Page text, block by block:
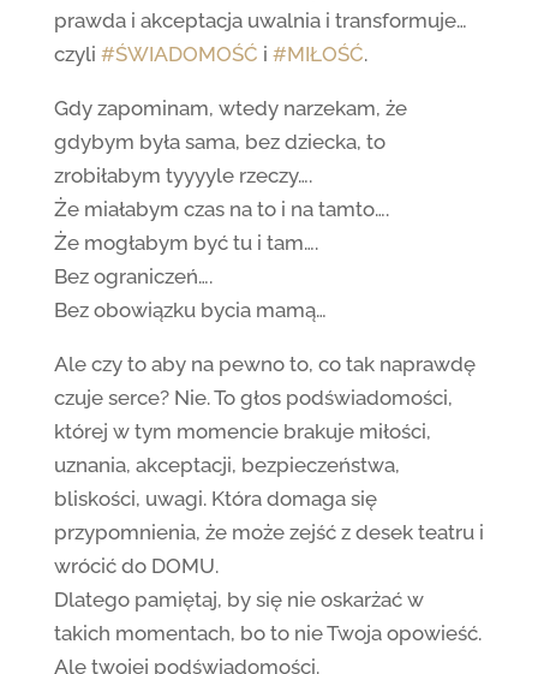
prawda i akceptacja uwalnia i transformuje…
czyli #ŚWIADOMOŚĆ i #MIŁOŚĆ.
Gdy zapominam, wtedy narzekam, że
gdybym była sama, bez dziecka, to
zrobiłabym tyyyyle rzeczy….
Że miałabym czas na to i na tamto….
Że mogłabym być tu i tam….
Bez ograniczeń….
Bez obowiązku bycia mamą…
Ale czy to aby na pewno to, co tak naprawdę
czuje serce? Nie. To głos podświadomości,
której w tym momencie brakuje miłości,
uznania, akceptacji, bezpieczeństwa,
bliskości, uwagi. Która domaga się
przypomnienia, że może zejść z desek teatru i
wrócić do DOMU.
Dlatego pamiętaj, by się nie oskarżać w
takich momentach, bo to nie Twoja opowieść.
Ale twojej podświadomości.